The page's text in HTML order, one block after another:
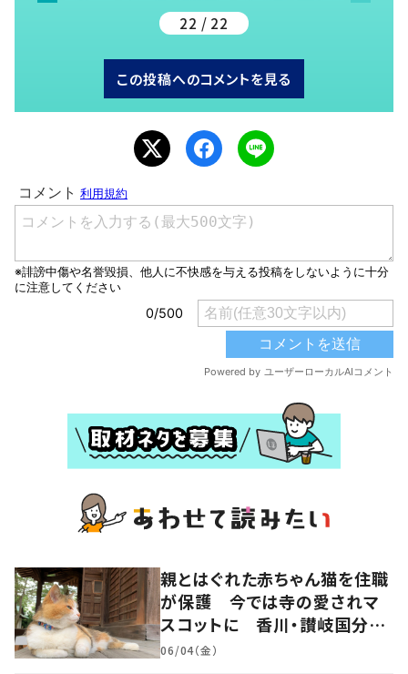
22 / 22
この投稿へのコメントを見る
親とはぐれた赤ちゃん猫を住職
が保護 今では寺の愛されマ
スコットに 香川・讃岐国分寺
の“寺猫”ムーンちゃん
06/04（金）